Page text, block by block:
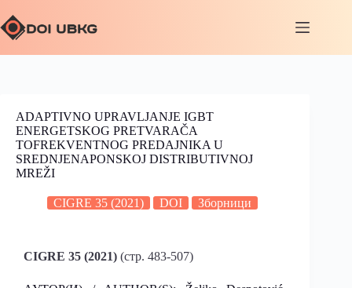
ADAPTIVNO UPRAVLJANJE IGBT
ENERGETSKOG PRETVARAČA
TOFREKVENTNOG PREDAJNIKA U
SREDNJENAPONSKOJ DISTRIBUTIVNOJ
MREŽI
CIGRE 35 (2021) DOI Зборници
CIGRE 35 (2021) (стр. 483-507)